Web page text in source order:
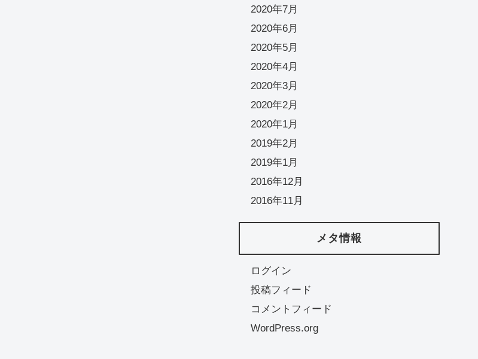
2020年7月
2020年6月
2020年5月
2020年4月
2020年3月
2020年2月
2020年1月
2019年2月
2019年1月
2016年12月
2016年11月
メタ情報
ログイン
投稿フィード
コメントフィード
WordPress.org